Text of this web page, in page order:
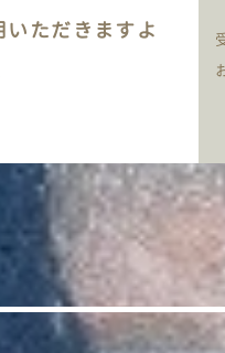
いただきますよ